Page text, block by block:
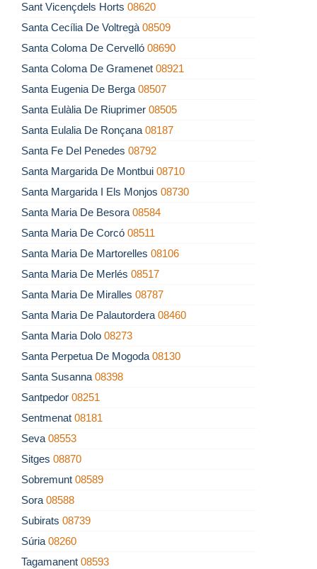
Sant Vicençdels Horts 08620
Santa Cecília De Voltregà 08509
Santa Coloma De Cervelló 08690
Santa Coloma De Gramenet 08921
Santa Eugenia De Berga 08507
Santa Eulàlia De Riuprimer 08505
Santa Eulalia De Ronçana 08187
Santa Fe Del Penedes 08792
Santa Margarida De Montbui 08710
Santa Margarida I Els Monjos 08730
Santa Maria De Besora 08584
Santa Maria De Corcó 08511
Santa Maria De Martorelles 08106
Santa Maria De Merlés 08517
Santa Maria De Miralles 08787
Santa Maria De Palautordera 08460
Santa Maria Dolo 08273
Santa Perpetua De Mogoda 08130
Santa Susanna 08398
Santpedor 08251
Sentmenat 08181
Seva 08553
Sitges 08870
Sobremunt 08589
Sora 08588
Subirats 08739
Súria 08260
Tagamanent 08593